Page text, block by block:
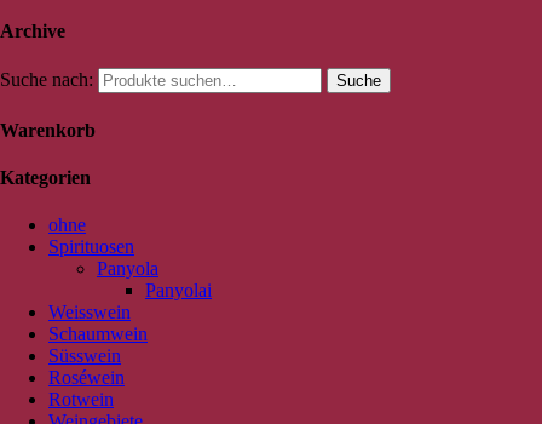
Archive
Suche nach: Suche
Warenkorb
Kategorien
ohne
Spirituosen
Panyola
Panyolai
Weisswein
Schaumwein
Süsswein
Roséwein
Rotwein